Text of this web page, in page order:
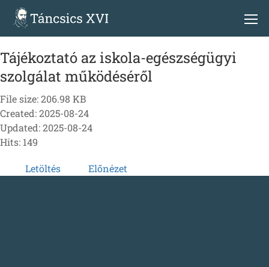
Tájékoztató az iskola-egészségügyi
szolgálat működéséről
File size: 206.98 KB
Created: 2025-08-24
Updated: 2025-08-24
Hits: 149
Letöltés Előnézet